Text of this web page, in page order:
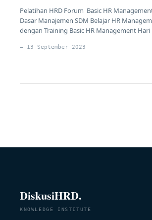
Pelatihan HRD Forum Basic HR
Dasar Manajemen SDM Belajar HR
dengan Training Basic HR Management Hari
untuk menguasai dasar-dasar Manajemen
— 13 September 2023
DiskusiHRD.
KNOWLEDGE INSTITUTE